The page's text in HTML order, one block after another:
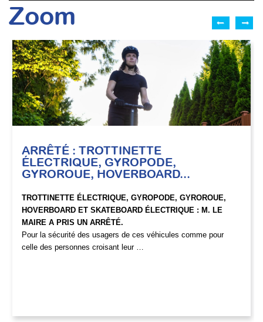
Zoom
ARRÊTÉ : TROTTINETTE
ÉLECTRIQUE, GYROPODE,
GYROROUE, HOVERBOARD...
TROTTINETTE ÉLECTRIQUE, GYROPODE, GYROROUE,
HOVERBOARD ET SKATEBOARD ÉLECTRIQUE : M. LE
MAIRE A PRIS UN ARRÊTÉ.
Pour la sécurité des usagers de ces véhicules comme pour
celle des personnes croisant leur …